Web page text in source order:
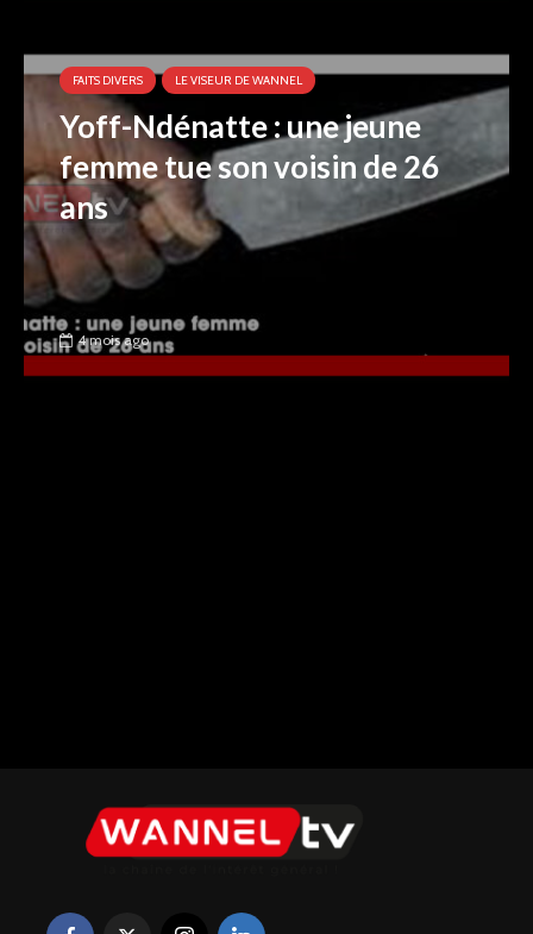
FAITS DIVERS LE VISEUR DE WANNEL
Yoff-Ndénatte : une jeune
femme tue son voisin de 26
ans
4 mois ago